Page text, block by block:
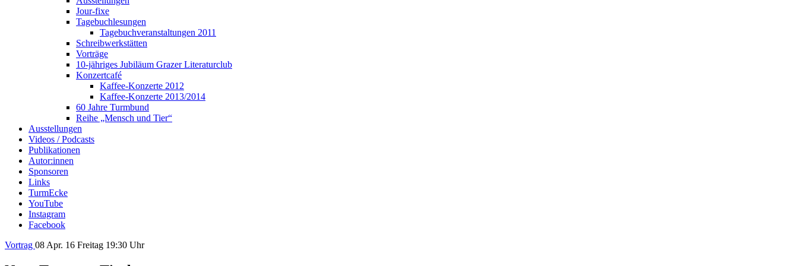
Jour-fixe
Tagebuchlesungen
Tagebuchveranstaltungen 2011
Schreibwerkstätten
Vorträge
10-jähriges Jubiläum Grazer Literaturclub
Konzertcafé
Kaffee-Konzerte 2012
Kaffee-Konzerte 2013/2014
60 Jahre Turmbund
Reihe „Mensch und Tier“
Ausstellungen
Videos / Podcasts
Publikationen
Autor:innen
Sponsoren
Links
TurmEcke
YouTube
Instagram
Facebook
Vortrag 08 Apr. 16 Freitag 19:30 Uhr